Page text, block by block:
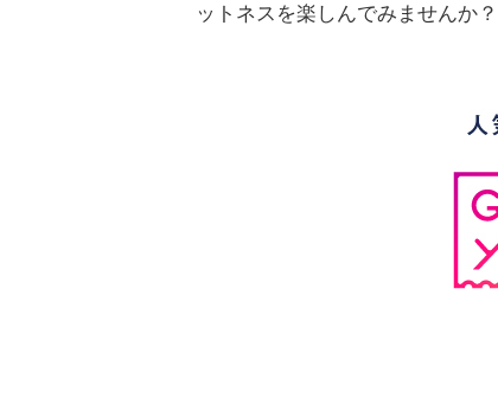
ットネスを楽しんでみませんか？